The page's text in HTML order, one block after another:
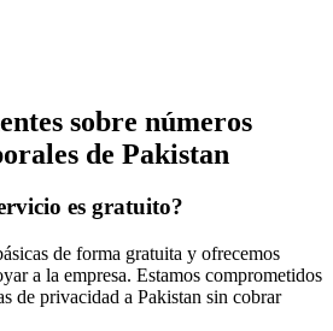
sobre números
de Pakistan
es gratuito?
de forma gratuita y ofrecemos
a la empresa. Estamos comprometidos
de privacidad a Pakistan sin cobrar